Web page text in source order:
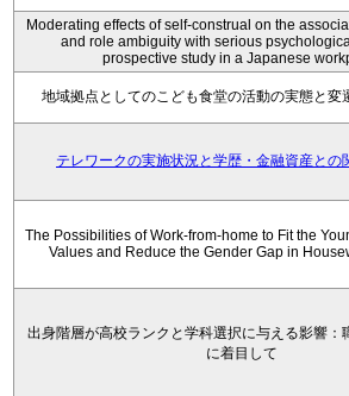
Moderating effects of self-construal on the
and role ambiguity with serious
prospective study in a Japanese
地域拠点としてのこども食堂の活動の実態と変
テレワークの実施状況と学歴・金融資産との
The Possibilities of Work-from-home to Fit the
Values and Reduce the Gender Gap in
出身階層が高校ランクと学科選択に与える影響：
に着目して